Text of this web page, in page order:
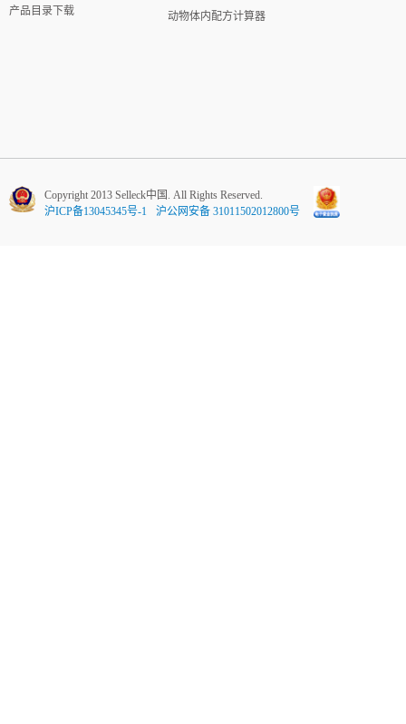
产品目录下载
动物体内配方计算器
Copyright 2013 Selleck中国. All Rights Reserved.
沪ICP备13045345号-1
沪公网安备 31011502012800号